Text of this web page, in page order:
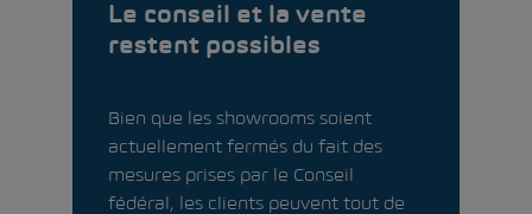
Le conseil et la vente
restent possibles
Bien que les showrooms soient
actuellement fermés du fait des
mesures prises par le Conseil
fédéral, les clients peuvent tout de